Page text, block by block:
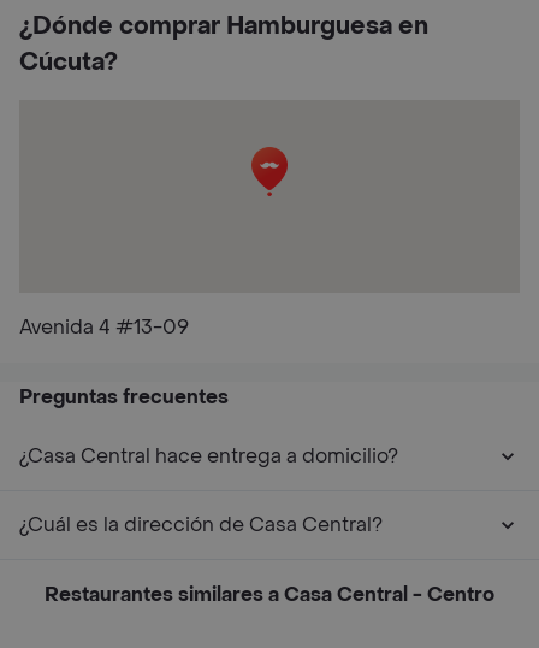
¿Dónde comprar Hamburguesa en
Cúcuta?
Avenida 4 #13-09
Preguntas frecuentes
¿Casa Central hace entrega a domicilio?
¿Cuál es la dirección de Casa Central?
Restaurantes similares a Casa Central - Centro